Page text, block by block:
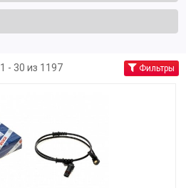
1 - 30 из 1197 Фильтры